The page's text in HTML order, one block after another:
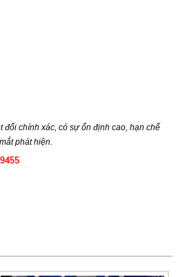
đối chính xác, có sự ổn định cao, hạn chế
phát hiện.